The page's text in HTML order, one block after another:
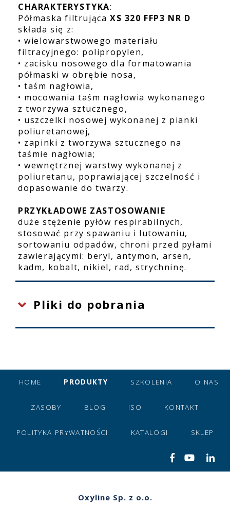
CHARAKTERYSTYKA:
Półmaska filtrująca XS 320 FFP3 NR D
składa się z:
• wielowarstwowego materiału
filtracyjnego: polipropylen,
• zacisku nosowego dla formatowania
półmaski w obrębie nosa,
• taśm nagłowia,
• mocowania taśm nagłowia wykonanego
z tworzywa sztucznego,
• uszczelki nosowej wykonanej z pianki
poliuretanowej,
• zapinki z tworzywa sztucznego na
taśmie nagłowia;
• wewnętrznej warstwy wykonanej z
poliuretanu, poprawiającej szczelność i
dopasowanie do twarzy.
PRZYKŁADOWE ZASTOSOWANIE
duże stężenie pyłów respirabilnych,
stosować przy spawaniu i lutowaniu,
sortowaniu odpadów, chroni przed pyłami
zawierającymi: beryl, antymon, arsen,
kadm, kobalt, nikiel, rad, strychninę.
Pliki do pobrania
HOME PRODUKTY SZKOLENIA O NAS
ZASOBY BLOG ISO KONTAKT
POLITYKA PRYWATNOŚCI KATALOGI SKLEP
Oxyline Sp. z o.o.